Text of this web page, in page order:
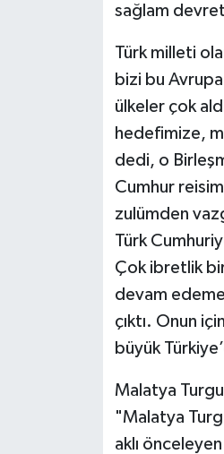
sağlam
Türk milleti
bizi bu
ülkeler çok
hedefimize,
dedi, o
Cumhur
zulümden
Türk
Çok ibretlik
devam
çıktı. Onun
büyük
Malatya
"Malatya
aklı